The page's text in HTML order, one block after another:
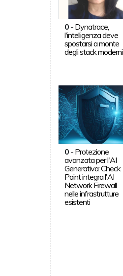
0- Dynatrace,
l'intelligenza deve
spostarsi a monte
degli stack moderni
0- Protezione
avanzata per l'AI
Generativa: Check
Point integra l'AI
Network Firewall
nelle infrastrutture
esistenti